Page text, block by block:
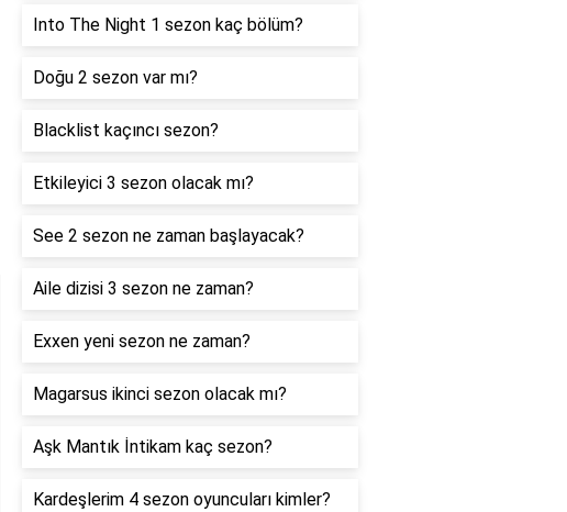
Into The Night 1 sezon kaç bölüm?
Doğu 2 sezon var mı?
Blacklist kaçıncı sezon?
Etkileyici 3 sezon olacak mı?
See 2 sezon ne zaman başlayacak?
Aile dizisi 3 sezon ne zaman?
Exxen yeni sezon ne zaman?
Magarsus ikinci sezon olacak mı?
Aşk Mantık İntikam kaç sezon?
Kardeşlerim 4 sezon oyuncuları kimler?